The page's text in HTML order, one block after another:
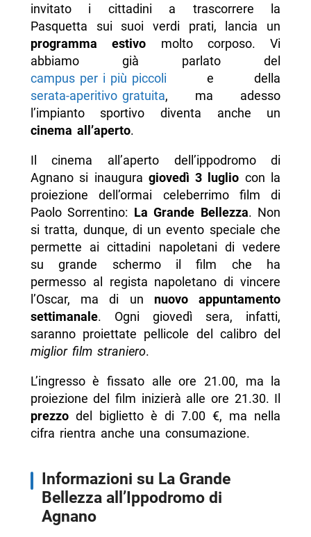
invitato i cittadini a trascorrere la
Pasquetta sui suoi verdi prati, lancia un
programma estivo molto corposo. Vi
abbiamo già parlato del
campus per i più piccoli e della
serata-aperitivo gratuita, ma adesso
l’impianto sportivo diventa anche un
cinema all’aperto.
Il cinema all’aperto dell’ippodromo di
Agnano si inaugura giovedì 3 luglio con la
proiezione dell’ormai celeberrimo film di
Paolo Sorrentino: La Grande Bellezza. Non
si tratta, dunque, di un evento speciale che
permette ai cittadini napoletani di vedere
su grande schermo il film che ha
permesso al regista napoletano di vincere
l’Oscar, ma di un nuovo appuntamento
settimanale. Ogni giovedì sera, infatti,
saranno proiettate pellicole del calibro del
miglior film straniero.
L’ingresso è fissato alle ore 21.00, ma la
proiezione del film inizierà alle ore 21.30. Il
prezzodel biglietto è di 7.00 €, ma nella
cifra rientra anche una consumazione.
Informazioni su La Grande
Bellezza all’Ippodromo di
Agnano